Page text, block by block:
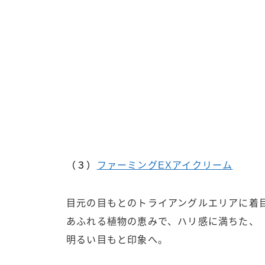
（３） ファーミングEXアイクリーム
目元の目もとのトライアングルエリアに着
あふれる植物の恵みで、ハリ感に満ちた、
明るい目もと印象へ。